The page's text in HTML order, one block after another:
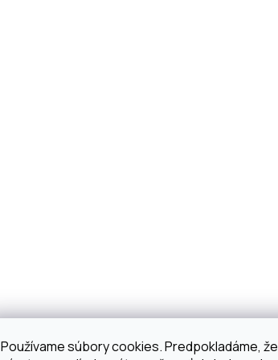
Používame súbory cookies. Predpokladáme, že